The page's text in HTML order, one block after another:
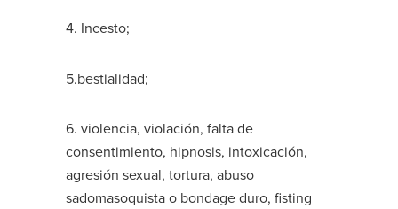
4. Incesto;
5.bestialidad;
6. violencia, violación, falta de
consentimiento, hipnosis, intoxicación,
agresión sexual, tortura, abuso
sadomasoquista o bondage duro, fisting